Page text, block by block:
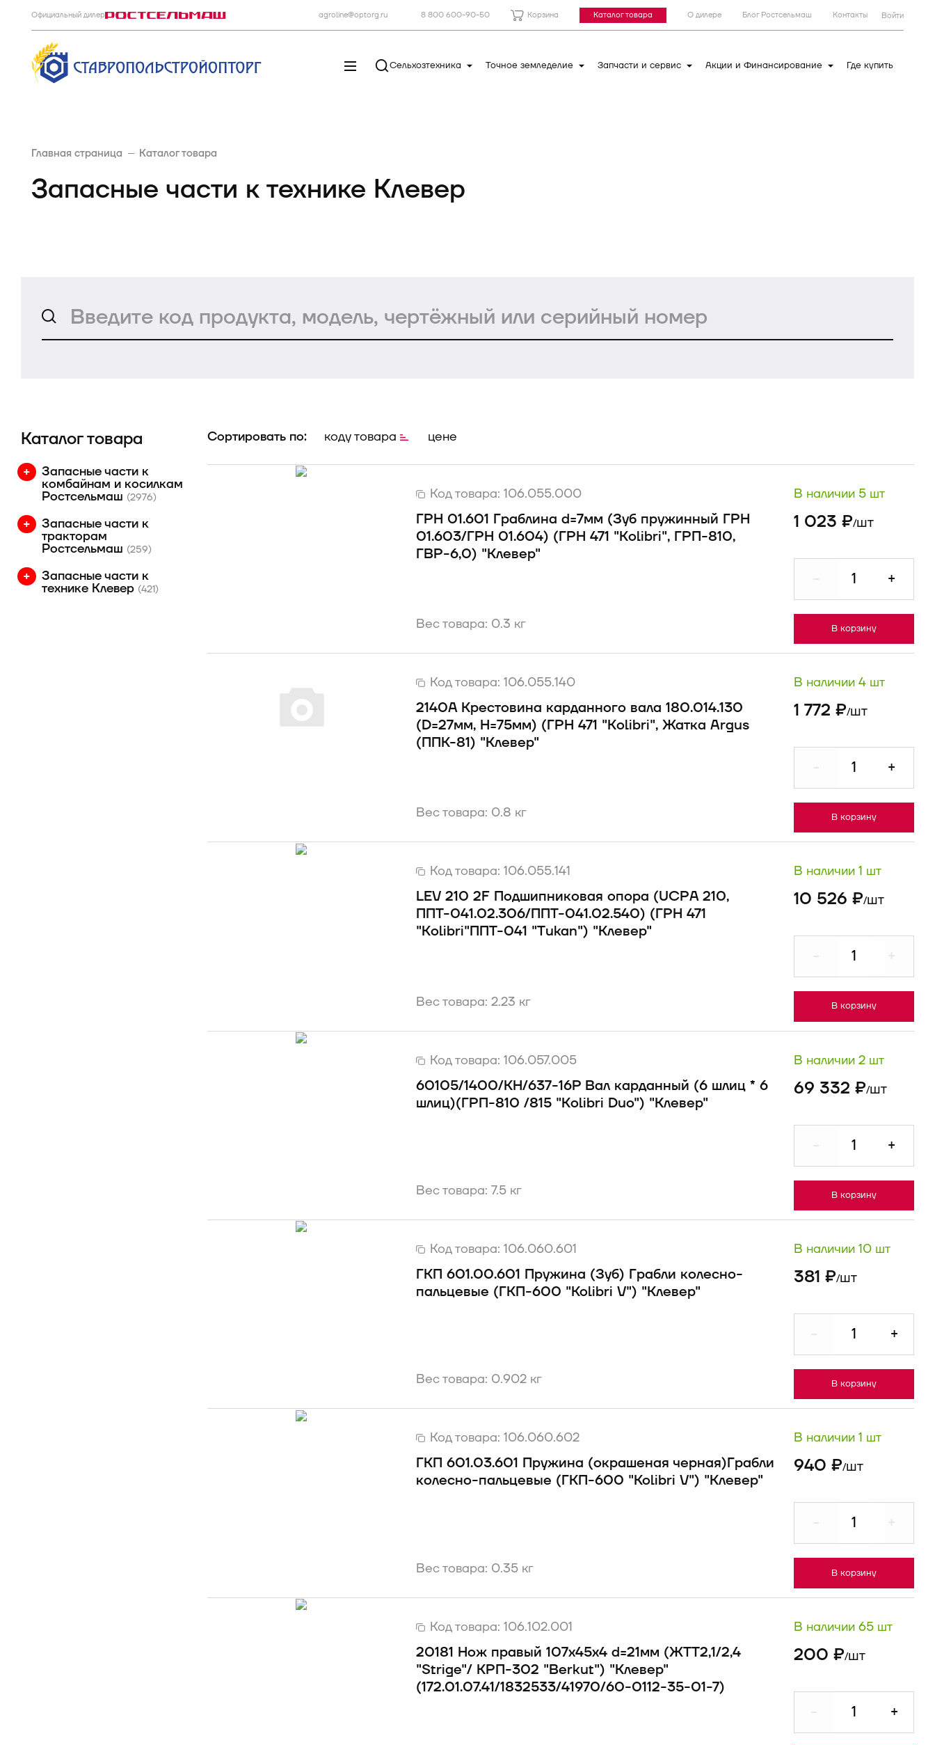
Официальный дилер agroline@optorg.ru 8 800 600-90-50 Корзина Каталог товара О дилере Блог Ростсельмаш Контакты Войти
Сельхозтехника Точное земледелие Запчасти и сервис Акции и Финансирование Где купить
Главная страница Каталог товара
Запасные части к технике Клевер
Каталог товара
Запасные части к
комбайнам и косилкам
Ростсельмаш (2976)
Запасные части к
тракторам
Ростсельмаш (259)
Запасные части к
технике Клевер (421)
Сортировать по: коду товара цене
Код товара:106.055.000
ГРН 01.601 Граблина d=7мм (Зуб пружинный ГРН
01.603/ГРН 01.604) (ГРН 471 "Kоlibri", ГРП-810,
ГВР-6,0) "Клевер"
Вес товара: 0.3 кг
В наличии 5 шт
1 023 ₽/шт
+
В корзину
Код товара:106.055.140
2140А Крестовина карданного вала 180.014.130
(D=27мм, H=75мм) (ГРН 471 "Kоlibri", Жатка Argus
(ППК-81) "Клевер"
Вес товара: 0.8 кг
В наличии 4 шт
1 772 ₽/шт
+
В корзину
Код товара:106.055.141
LEV 210 2F Подшипниковая опора (UCPA 210,
ППТ-041.02.306/ППТ-041.02.540) (ГРН 471
"Kоlibri"ППТ-041 "Tukan") "Клевер"
Вес товара: 2.23 кг
В наличии 1 шт
10 526 ₽/шт
В корзину
Код товара:106.057.005
60105/1400/КН/637-16Р Вал карданный (6 шлиц * 6
шлиц)(ГРП-810 /815 "Kоlibri Duo") "Клевер"
Вес товара: 7.5 кг
В наличии 2 шт
69 332 ₽/шт
+
В корзину
Код товара:106.060.601
ГКП 601.00.601 Пружина (Зуб) Грабли колесно-
пальцевые (ГКП-600 "Kolibri V") "Клевер"
Вес товара: 0.902 кг
В наличии 10 шт
381 ₽/шт
+
В корзину
Код товара:106.060.602
ГКП 601.03.601 Пружина (окрашеная черная)Грабли
колесно-пальцевые (ГКП-600 "Kolibri V") "Клевер"
Вес товара: 0.35 кг
В наличии 1 шт
940 ₽/шт
В корзину
Код товара:106.102.001
20181 Нож правый 107х45х4 d=21мм (ЖТТ2,1/2,4
"Strige"/ КРП-302 "Berkut") "Клевер"
(172.01.07.41/1832533/41970/60-0112-35-01-7)
В наличии 65 шт
200 ₽/шт
+